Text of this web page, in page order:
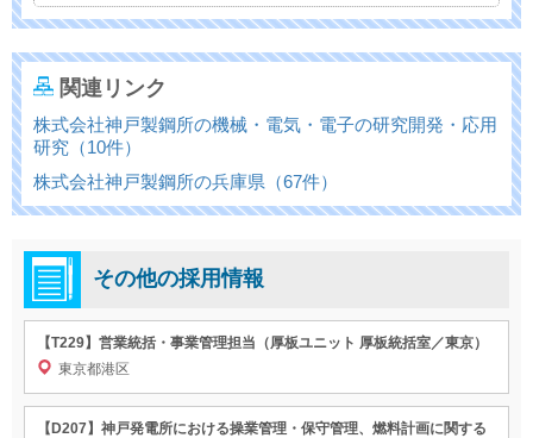
関連リンク
株式会社神戸製鋼所の機械・電気・電子の研究開発・応用
研究（10件）
株式会社神戸製鋼所の兵庫県（67件）
その他の採用情報
【T229】営業統括・事業管理担当（厚板ユニット 厚板統括室／東京）
東京都港区
【D207】神戸発電所における操業管理・保守管理、燃料計画に関する